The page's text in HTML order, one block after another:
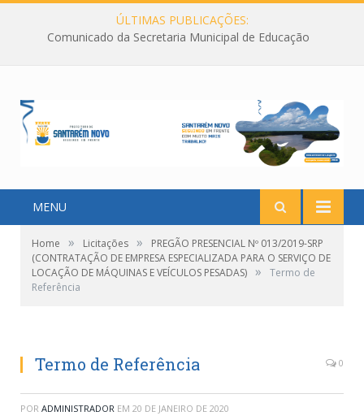
ÚLTIMAS PUBLICAÇÕES:
Comunicado da Secretaria Municipal de Educação
MENU
Home » Licitações »
PREGÃO PRESENCIAL Nº 013/2019-SRP
(CONTRATAÇÃO DE EMPRESA ESPECIALIZADA PARA O SERVIÇO DE
LOCAÇÃO DE MÁQUINAS E VEÍCULOS PESADAS) »
Termo de
Referência
Termo de Referência 0
POR ADMINISTRADOR EM 20 DE JANEIRO DE 2020